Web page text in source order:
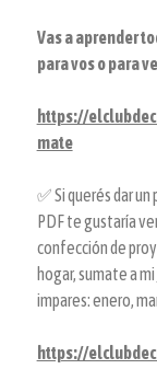
Vas a aprender
para vos o para
https://
mate
✅ Si querés dar
PDF te gustaría
confección de
hogar, sumate a mi
impares: enero,
https://